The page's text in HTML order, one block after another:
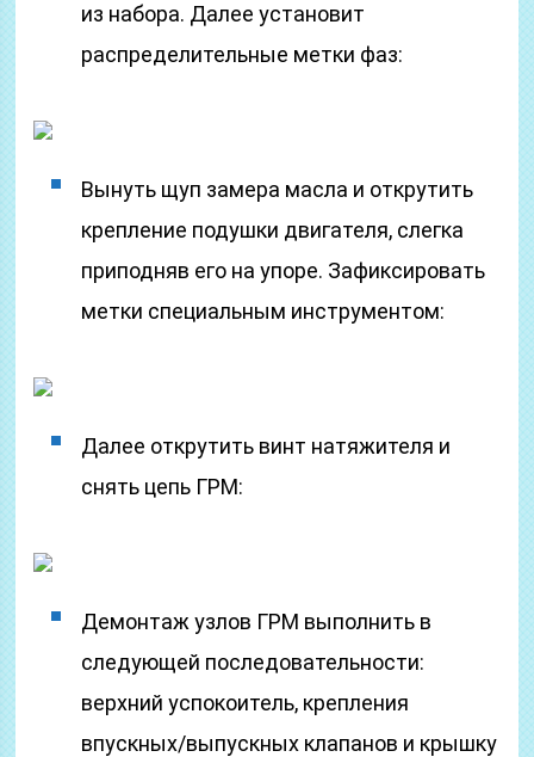
из набора. Далее установит
распределительные метки фаз:
Вынуть щуп замера масла и открутить
крепление подушки двигателя, слегка
приподняв его на упоре. Зафиксировать
метки специальным инструментом:
Далее открутить винт натяжителя и
снять цепь ГРМ:
Демонтаж узлов ГРМ выполнить в
следующей последовательности:
верхний успокоитель, крепления
впускных/выпускных клапанов и крышку